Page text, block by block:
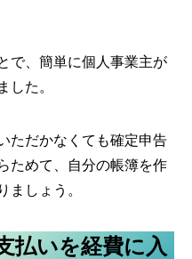
で、簡単に個人事業主が
した。
ただかなくても確定申告
ためて、自分の帳簿を作
ましょう。
払いを経費に入